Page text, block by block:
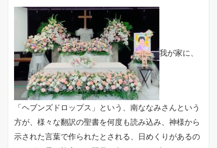
我が家に、
「ヘブンズドロップス」という、南ななみさんという
方が、様々な翻訳の聖書を何度も読み込み、神様から
示された言葉で作られたとされる、日めくりがあるの